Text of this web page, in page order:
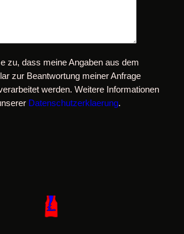
zu, dass meine Angaben aus dem
zur Beantwortung meiner Anfrage
werden. Weitere Informationen
Datenschutzerklaerung.